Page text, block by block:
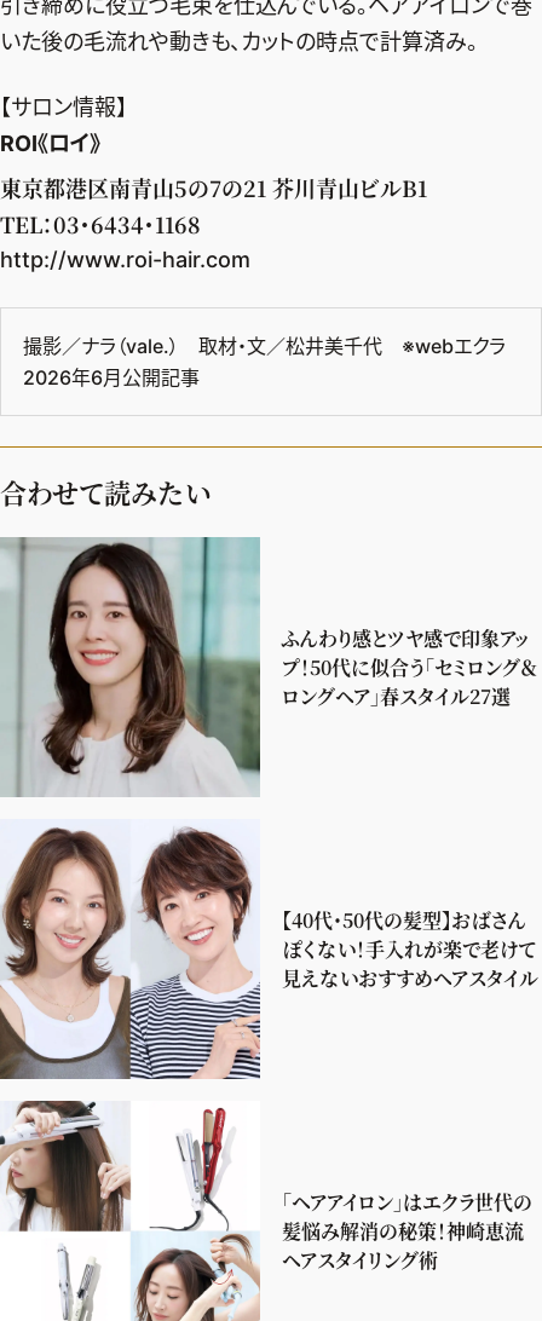
引き締めに役立つ毛束を仕込んでいる。ヘアアイロンで巻
いた後の毛流れや動きも、カットの時点で計算済み。
【サロン情報】
ROI《ロイ》
東京都港区南青山5の7の21 芥川青山ビルB1
TEL：03・6434・1168
http://www.roi-hair.com
撮影／ナラ（vale.） 取材・文／松井美千代 ※webエクラ
2026年6月公開記事
合わせて読みたい
ふんわり感とツヤ感で印象アッ
プ！50代に似合う「セミロング＆
ロングヘア」春スタイル27選
【40代・50代の髪型】おばさん
ぽくない！手入れが楽で老けて
見えないおすすめヘアスタイル
「ヘアアイロン」はエクラ世代の
髪悩み解消の秘策！神崎恵流
ヘアスタイリング術